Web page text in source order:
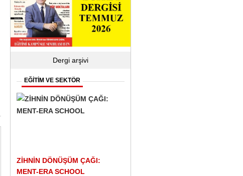
Dergi arşivi
EĞİTİM VE SEKTÖR
ZİHNİN DÖNÜŞÜM ÇAĞI:
MENT-ERA SCHOOL